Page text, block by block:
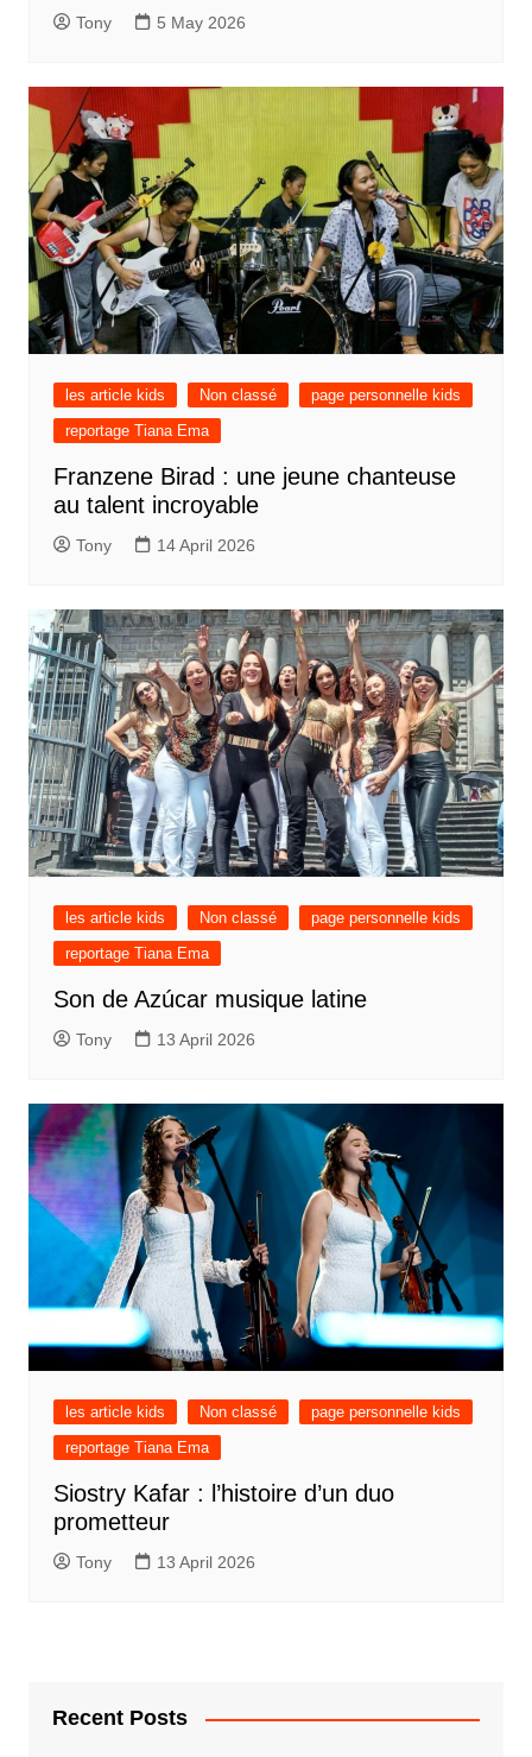
Tony 5 May 2026
les article kids Non classé
page personnelle kids
reportage Tiana Ema
Franzene Birad : une jeune chanteuse
au talent incroyable
Tony 14 April 2026
les article kids Non classé
page personnelle kids
reportage Tiana Ema
Son de Azúcar musique latine
Tony 13 April 2026
les article kids Non classé
page personnelle kids
reportage Tiana Ema
Siostry Kafar : l’histoire d’un duo
prometteur
Tony 13 April 2026
Recent Posts